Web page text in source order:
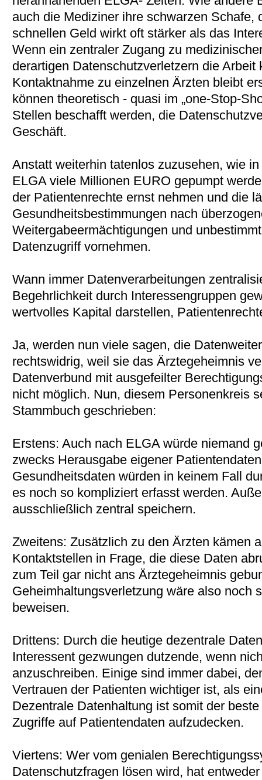
auch die Mediziner ihre schwarzen Schafe,
schnellen Geld wirkt oft stärker als das
Wenn ein zentraler Zugang zu
derartigen Datenschutzverletzern die
Kontaktnahme zu einzelnen Ärzten bleibt
können theoretisch - quasi im „one-Stop-
Stellen beschafft werden, die
Geschäft.
Anstatt weiterhin tatenlos zuzusehen, wie
ELGA viele Millionen EURO gepumpt
der Patientenrechte ernst nehmen und die
Gesundheitsbestimmungen nach
Weitergabeermächtigungen und
Datenzugriff vornehmen.
Wann immer Datenverarbeitungen
Begehrlichkeit durch Interessengruppen
wertvolles Kapital darstellen,
Ja, werden nun viele sagen, die
rechtswidrig, weil sie das Ärztegeheimnis
Datenverbund mit ausgefeilter
nicht möglich. Nun, diesem Personenkreis
Stammbuch geschrieben:
Erstens: Auch nach ELGA würde niemand
zwecks Herausgabe eigener
Gesundheitsdaten würden in keinem Fall
es noch so kompliziert erfasst werden.
ausschließlich zentral speichern.
Zweitens: Zusätzlich zu den Ärzten kämen
Kontaktstellen in Frage, die diese Daten
zum Teil gar nicht ans Ärztegeheimnis
Geheimhaltungsverletzung wäre also noch
beweisen.
Drittens: Durch die heutige dezentrale
Interessent gezwungen dutzende, wenn
anzuschreiben. Einige sind immer dabei,
Vertrauen der Patienten wichtiger ist, als
Dezentrale Datenhaltung ist somit der
Zugriffe auf Patientendaten aufzudecken.
Viertens: Wer vom genialen
Datenschutzfragen lösen wird, hat